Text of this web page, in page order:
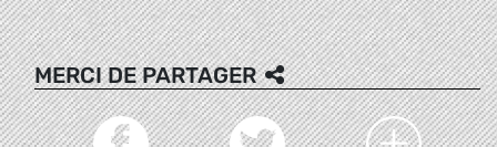
MERCI DE PARTAGER